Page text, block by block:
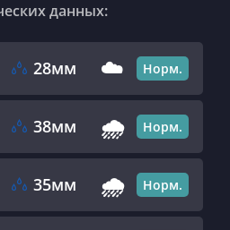
данных:
28мм ☁️ Норм.
38мм 🌧️ Норм.
35мм 🌧️ Норм.